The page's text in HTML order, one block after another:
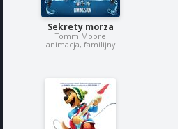
Sekrety morza
Tomm Moore
animacja, familijny